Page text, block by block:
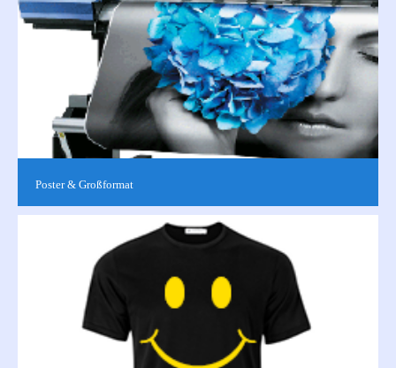
Poster & Großformat
Großformatdruck & Werbemittel aller Art finden Sie hier. Für
Großformataufkleber, Wandtatoos und andere selbstklebende
Produkte siehe...